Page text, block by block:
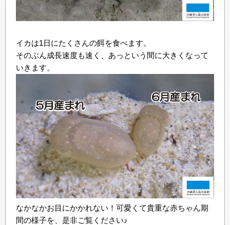
イカは1日にたくさんの餌を食べます。
そのぶん成長速度も速く、あっという間に大きくなって
いきます。
なかなかお目にかかれない！可愛くて貴重な赤ちゃん期
間の様子を、是非ご覧ください♪